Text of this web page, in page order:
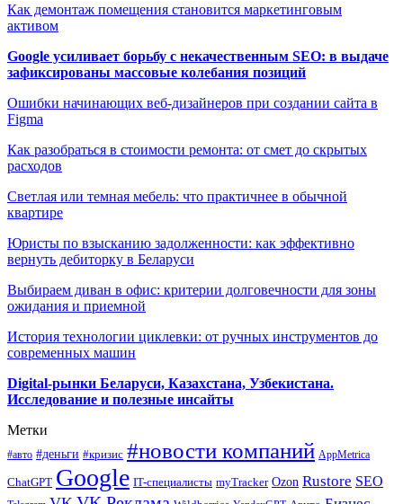
Как демонтаж помещения становится маркетинговым
активом
Google усиливает борьбу с некачественным SEO: в выдаче
зафиксированы массовые колебания позиций
Ошибки начинающих веб-дизайнеров при создании сайта в
Figma
Как разобраться в стоимости ремонта: от смет до скрытых
расходов
Светлая или темная мебель: что практичнее в обычной
квартире
Юристы по взысканию задолженности: как эффективно
вернуть дебиторку в Беларуси
Выбираем диван в офис: критерии долговечности для зоны
ожидания и приемной
История технологии циклевки: от ручных инструментов до
современных машин
Digital-рынки Беларуси, Казахстана, Узбекистана.
Исследование и полезные инсайты
Метки
#авто #деньги #кризис #новости компаний AppMetrica
ChatGPT Google IT-специалисты myTracker Ozon Rustore SEO